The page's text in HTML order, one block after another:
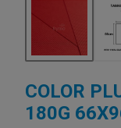
COLOR
180G